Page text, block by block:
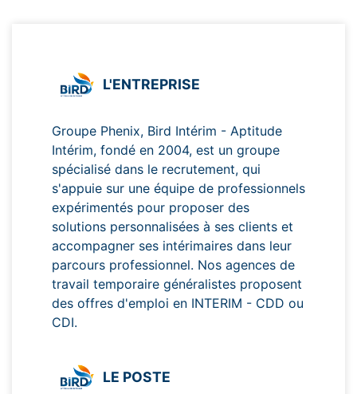
L'ENTREPRISE
Groupe Phenix, Bird Intérim - Aptitude
Intérim, fondé en 2004, est un groupe
spécialisé dans le recrutement, qui
s'appuie sur une équipe de professionnels
expérimentés pour proposer des
solutions personnalisées à ses clients et
accompagner ses intérimaires dans leur
parcours professionnel. Nos agences de
travail temporaire généralistes proposent
des offres d'emploi en INTERIM - CDD ou
CDI.
LE POSTE